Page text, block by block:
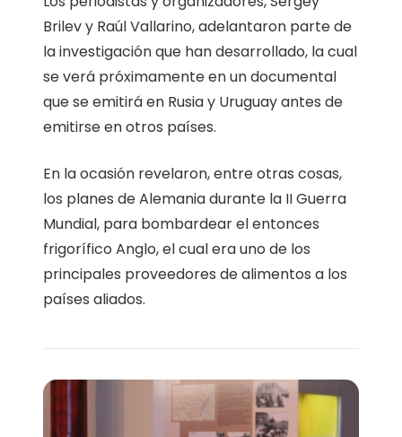
Brilev y Raúl Vallarino, adelantaron parte de
la investigación que han desarrollado, la cual
se verá próximamente en un documental
que se emitirá en Rusia y Uruguay antes de
emitirse en otros países.
En la ocasión revelaron, entre otras cosas,
los planes de Alemania durante la II Guerra
Mundial, para bombardear el entonces
frigorífico Anglo, el cual era uno de los
principales proveedores de alimentos a los
países aliados.